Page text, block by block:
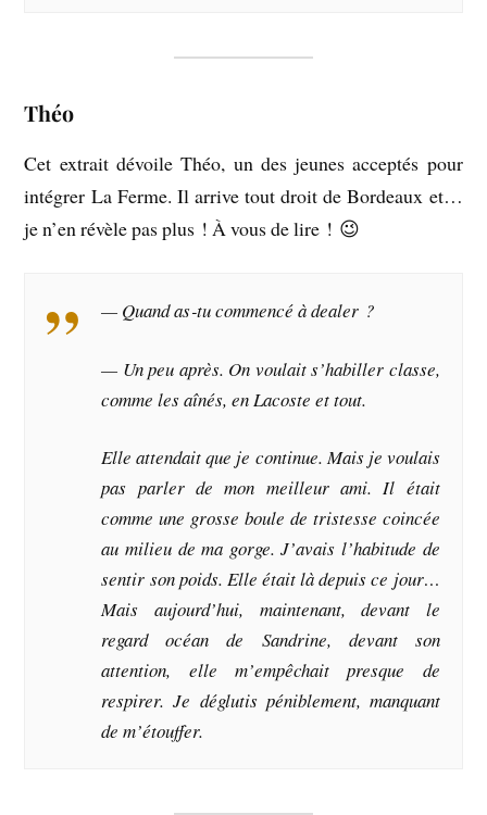
Théo
Cet extrait dévoile Théo, un des jeunes acceptés pour
intégrer La Ferme. Il arrive tout droit de Bordeaux et…
je n’en révèle pas plus ! À vous de lire ! 😉
— Quand as‑tu commencé à dealer ?
— Un peu après. On voulait s’habiller classe,
comme les aînés, en Lacoste et tout.
Elle attendait que je continue. Mais je voulais
pas parler de mon meilleur ami. Il était
comme une grosse boule de tristesse coincée
au milieu de ma gorge. J’avais l’habitude de
sentir son poids. Elle était là depuis ce jour…
Mais aujourd’hui, maintenant, devant le
regard océan de Sandrine, devant son
attention, elle m’empêchait presque de
respirer. Je déglutis péniblement, manquant
de m’étouffer.